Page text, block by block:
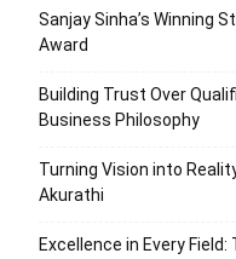
Sanjay Sinha’s Winning
Award
Building Trust Over
Business Philosophy
Turning Vision into
Akurathi
Excellence in Every